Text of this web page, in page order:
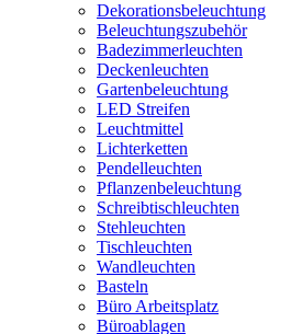
Dekorationsbeleuchtung
Beleuchtungszubehör
Badezimmerleuchten
Deckenleuchten
Gartenbeleuchtung
LED Streifen
Leuchtmittel
Lichterketten
Pendelleuchten
Pflanzenbeleuchtung
Schreibtischleuchten
Stehleuchten
Tischleuchten
Wandleuchten
Basteln
Büro Arbeitsplatz
Büroablagen